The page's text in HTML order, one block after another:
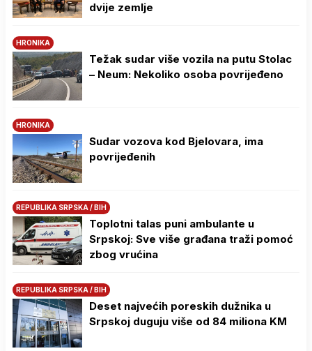
dvije zemlje
HRONIKA
Težak sudar više vozila na putu Stolac
– Neum: Nekoliko osoba povrijeđeno
HRONIKA
Sudar vozova kod Bjelovara, ima
povrijeđenih
REPUBLIKA SRPSKA / BIH
Toplotni talas puni ambulante u
Srpskoj: Sve više građana traži pomoć
zbog vrućina
REPUBLIKA SRPSKA / BIH
Deset najvećih poreskih dužnika u
Srpskoj duguju više od 84 miliona KM